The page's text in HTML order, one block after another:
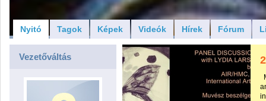
Nyitó Tagok Képek Videók Hírek Fórum
Vezetőváltás